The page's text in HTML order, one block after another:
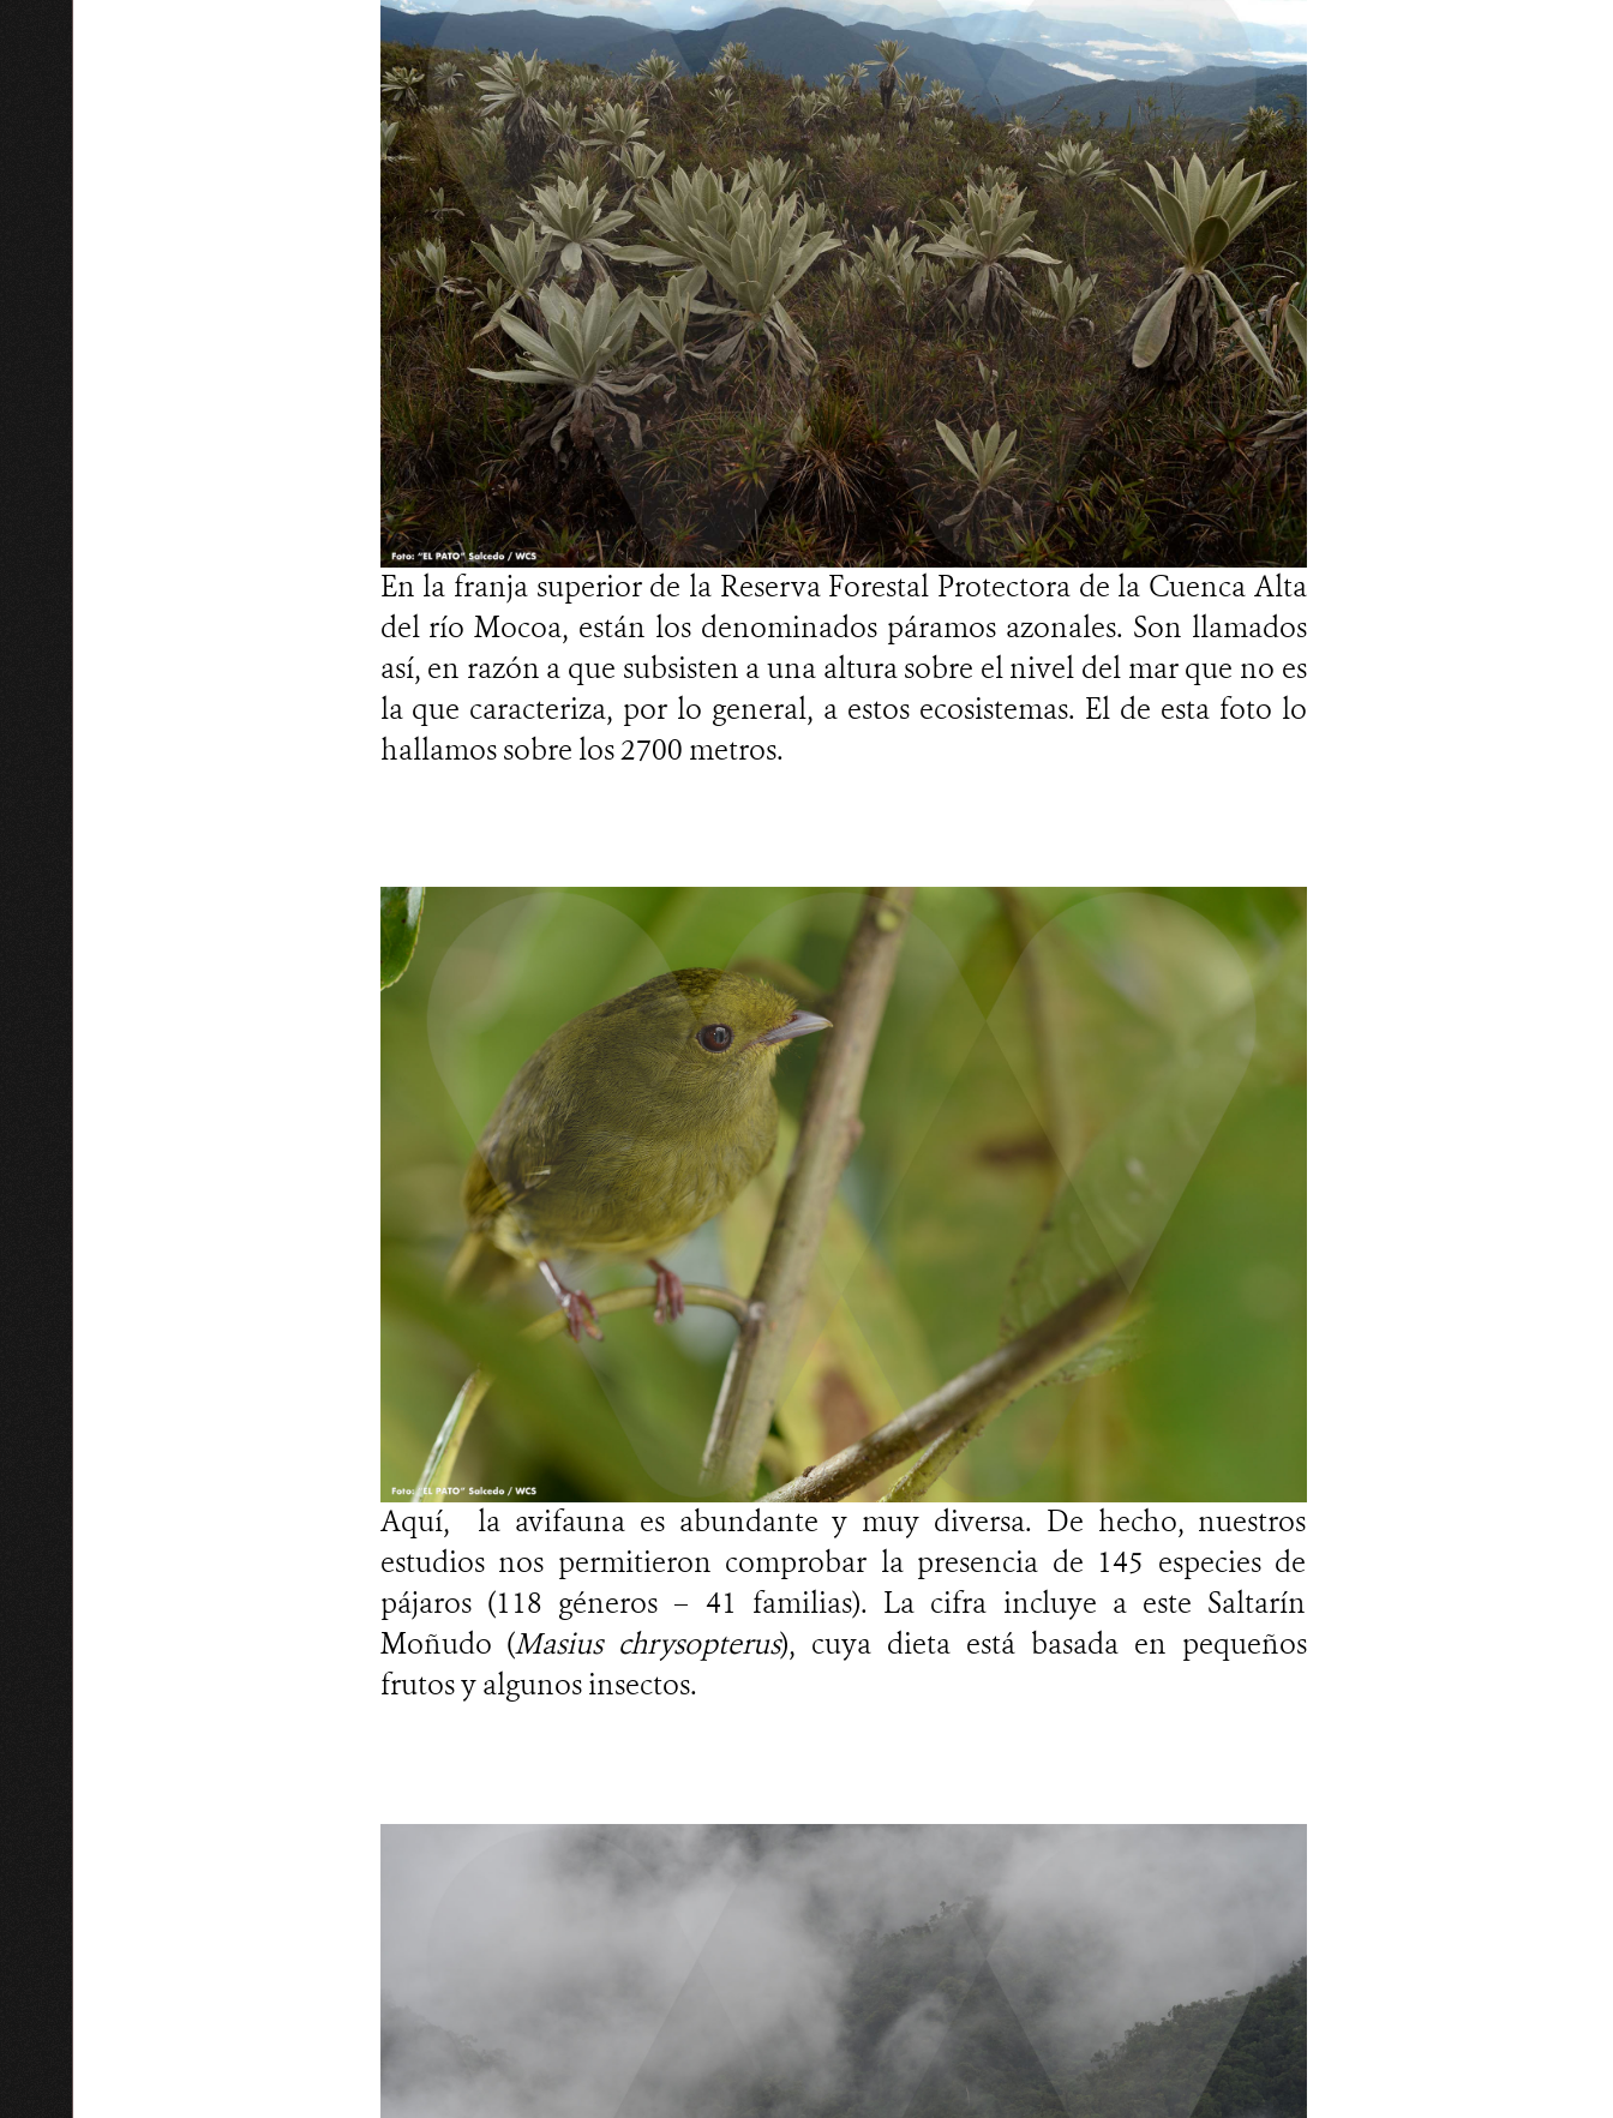
En la franja superior de la Reserva Forestal Protectora de la Cuenca Alta
del río Mocoa, están los denominados páramos azonales. Son llamados
así, en razón a que subsisten a una altura sobre el nivel del mar que no es
la que caracteriza, por lo general, a estos ecosistemas. El de esta foto lo
hallamos sobre los 2700 metros.
Aquí, la avifauna es abundante y muy diversa. De hecho, nuestros
estudios nos permitieron comprobar la presencia de 145 especies de
pájaros (118 géneros – 41 familias). La cifra incluye a este Saltarín
Moñudo (Masius chrysopterus), cuya dieta está basada en pequeños
frutos y algunos insectos.